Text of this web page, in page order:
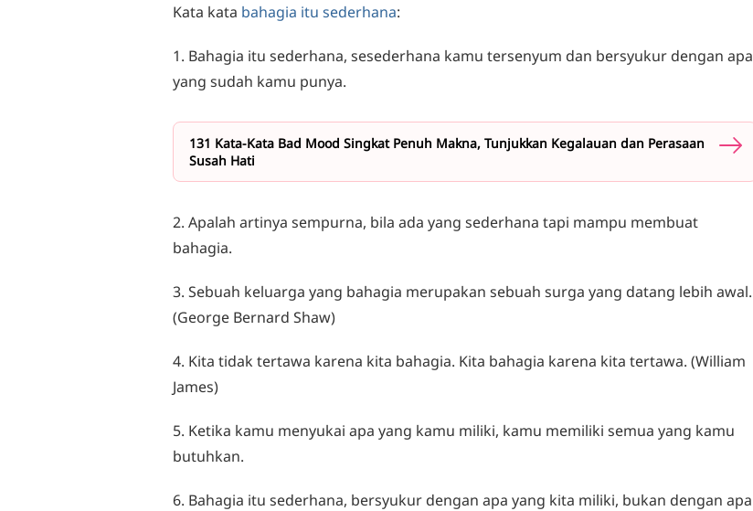
Kata kata bahagia itu sederhana:
1. Bahagia itu sederhana, sesederhana kamu tersenyum dan bersyukur dengan apa
yang sudah kamu punya.
131 Kata-Kata Bad Mood Singkat Penuh Makna, Tunjukkan Kegalauan dan Perasaan
Susah Hati
2. Apalah artinya sempurna, bila ada yang sederhana tapi mampu membuat
bahagia.
3. Sebuah keluarga yang bahagia merupakan sebuah surga yang datang lebih awal.
(George Bernard Shaw)
4. Kita tidak tertawa karena kita bahagia. Kita bahagia karena kita tertawa. (William
James)
5. Ketika kamu menyukai apa yang kamu miliki, kamu memiliki semua yang kamu
butuhkan.
6. Bahagia itu sederhana, bersyukur dengan apa yang kita miliki, bukan dengan apa